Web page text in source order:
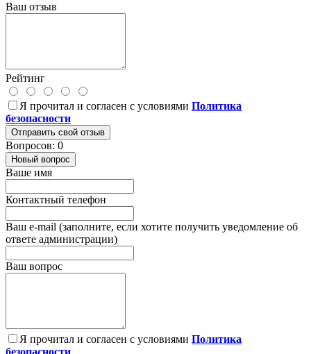
Ваш отзыв
Рейтинг
Я прочитал и согласен с условиями Политика
безопасности
Отправить свой отзыв
Вопросов: 0
Новый вопрос
Ваше имя
Контактный телефон
Ваш e-mail (заполните, если хотите получить уведомление об
ответе администрации)
Ваш вопрос
Я прочитал и согласен с условиями Политика